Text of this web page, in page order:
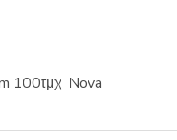
100τμχ Nova